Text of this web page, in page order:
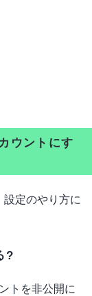
ウントにす
定のやり方に
?
トを非公開に